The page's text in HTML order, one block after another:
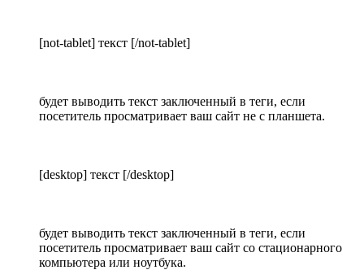
[not-tablet] текст [/not-tablet]
будет выводить текст заключенный в теги, если
посетитель просматривает ваш сайт не с планшета.
[desktop] текст [/desktop]
будет выводить текст заключенный в теги, если
посетитель просматривает ваш сайт со стационарного
компьютера или ноутбука.